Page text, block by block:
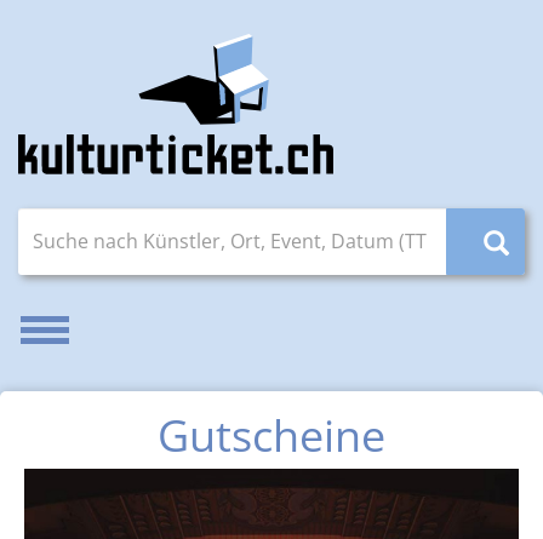
Navigation aktivieren/deaktivieren
Gutscheine